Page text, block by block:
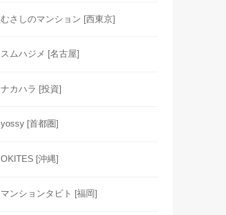
むさしのマンション [西東京]
スムハジメ [名古屋]
ナカハラ [投資]
yossy [首都圏]
OKITES [沖縄]
マンションタビト [福岡]